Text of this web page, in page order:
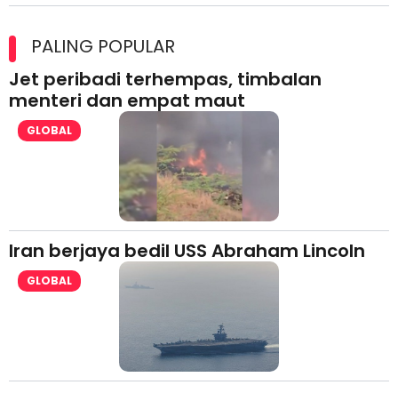
lesen separuh pertama 2026
PALING POPULAR
Jet peribadi terhempas, timbalan
menteri dan empat maut
GLOBAL
Iran berjaya bedil USS Abraham Lincoln
GLOBAL